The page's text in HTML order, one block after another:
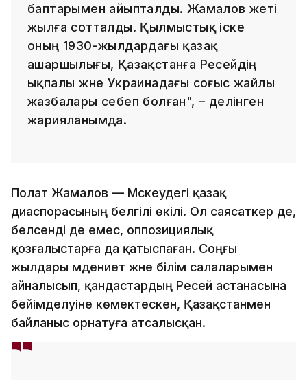
баптарымен айыпталды. Жамалов жеті
жылға сотталды. Қылмыстық іске
оның 1930-жылдардағы қазақ
ашаршылығы, Қазақстанға Ресейдің
ықпалы және Украинадағы соғыс жайлы
жазбалары себеп болған", – делінген
жарияланымда.
Полат Жамалов — Мәскеудегі қазақ
диаспорасының белгілі өкілі. Ол саясаткер де,
белсенді де емес, оппозициялық
қозғалыстарға да қатыспаған. Соңғы
жылдары мәдениет және білім салаларымен
айналысып, қандастардың Ресей астанасына
бейімделуіне көмектескен, Қазақстанмен
байланыс орнатуға атсалысқан.